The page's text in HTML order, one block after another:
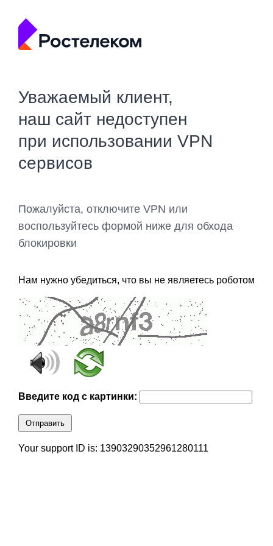
Уважаемый клиент,
наш сайт недоступен
при использовании VPN
сервисов
Пожалуйста, отключите VPN или
воспользуйтесь формой ниже для обхода
блокировки
Нам нужно убедиться, что вы не являетесь роботом
Введите код с картинки:
Отправить
Your support ID is: 13903290352961280111